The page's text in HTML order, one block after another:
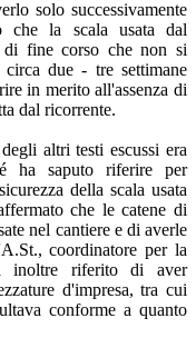
solo successivamente
che la scala usata dal
di fine corso che non si
circa due - tre settimane
in merito all'assenza di
dal ricorrente.
altri testi escussi era
ha saputo riferire per
della scala usata
che le catene di
nel cantiere e di averle
coordinatore per la
inoltre riferito di aver
d'impresa, tra cui
conforme a quanto